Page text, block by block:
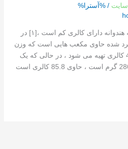
سایت / %آسترا%
تعداد کالری موجود در هندوانه هندوانه دارای کالری کم است ،[١] در
شده حاوی مکعب هایی است که وزن
آن 152 گرم است ، بدن 45.6 کالری تهیه می شود ، در حالی که یک
بخش از هندوانه که وزن آن 286 گرم است ، حاوی 85.8 کالری است